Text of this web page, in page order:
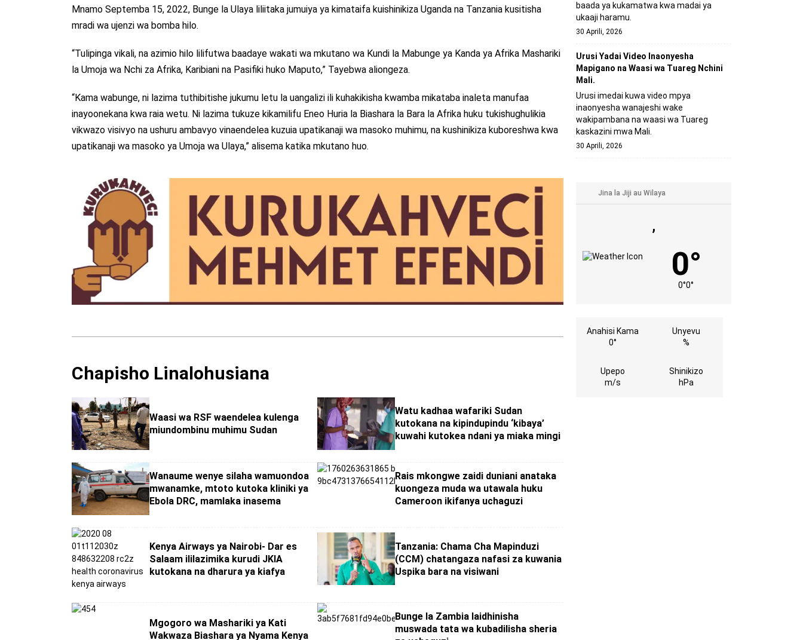
Mnamo Septemba 15, 2022, Bunge la Ulaya liliitaka jumuiya ya kimataifa kuishinikiza Uganda na Tanzania kusitisha
mradi wa ujenzi wa bomba hilo.
“Tulipinga vikali, na azimio hilo lilifutwa baadaye wakati wa mkutano wa Kundi la Mabunge ya Kanda ya Afrika Mashariki
la Umoja wa Nchi za Afrika, Karibiani na Pasifiki huko Maputo,” Tayebwa aliongeza.
“Kama wabunge, ni lazima tuthibitishe jukumu letu la uangalizi ili kuhakikisha kwamba mikataba inaleta manufaa
inayoonekana kwa raia wetu. Ni lazima tukuze kikamilifu Eneo Huria la Biashara la Bara la Afrika huku tukishughulikia
vikwazo visivyo na ushuru ambavyo vinaendelea kuzuia upatikanaji wa masoko muhimu, na kushinikiza kuboreshwa kwa
upatikanaji wa masoko ya Umoja wa Ulaya,” alisema katika mkutano huo.
Chapisho Linalohusiana
Waasi wa RSF waendelea kulenga
miundombinu muhimu Sudan
Watu kadhaa wafariki Sudan
kutokana na kipindupindu ‘kibaya’
kuwahi kutokea ndani ya miaka mingi
Wanaume wenye silaha wamuondoa
mwanamke, mtoto kutoka kliniki ya
Ebola DRC, mamlaka inasema
Rais mkongwe zaidi duniani anataka
kuongeza muda wa utawala huku
Cameroon ikifanya uchaguzi
Kenya Airways ya Nairobi- Dar es
Salaam ililazimika kurudi JKIA
kutokana na dharura ya kiafya
Tanzania: Chama Cha Mapinduzi
(CCM) chatangaza nafasi za kuwania
Uspika bara na visiwani
Mgogoro wa Mashariki ya Kati
Wakwaza Biashara ya Nyama Kenya
Bunge la Zambia laidhinisha
muswada tata wa kubadilisha sheria
baada ya kukamatwa kwa madai ya
ukaaji haramu.
30 Aprili, 2026
Urusi Yadai Video Inaonyesha
Mapigano na Waasi wa Tuareg Nchini
Mali.
Urusi imedai kuwa video mpya
inaonyesha wanajeshi wake
wakipambana na waasi wa Tuareg
kaskazini mwa Mali.
30 Aprili, 2026
,
0°
0°0°
Anahisi Kama
0°
Unyevu
%
Upepo
m/s
Shinikizo
hPa